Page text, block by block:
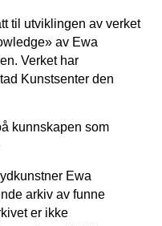
til utviklingen av verket
av Ewa
Verket har
Kunstsenter den
kunnskapen som
Ewa
arkiv av funne
er ikke